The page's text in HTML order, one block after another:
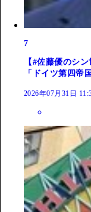
7
【#佐藤優のシ
「ドイツ第四帝
2026年07月31日